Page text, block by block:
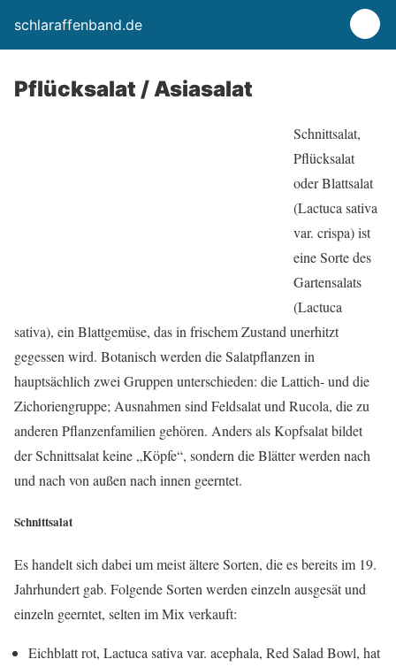
schlaraffenband.de
Pflücksalat / Asiasalat
Schnittsalat,
Pflücksalat
oder Blattsalat
(Lactuca sativa
var. crispa) ist
eine Sorte des
Gartensalats
(Lactuca
sativa), ein Blattgemüse, das in frischem Zustand unerhitzt
gegessen wird. Botanisch werden die Salatpflanzen in
hauptsächlich zwei Gruppen unterschieden: die Lattich- und die
Zichoriengruppe; Ausnahmen sind Feldsalat und Rucola, die zu
anderen Pflanzenfamilien gehören. Anders als Kopfsalat bildet
der Schnittsalat keine „Köpfe“, sondern die Blätter werden nach
und nach von außen nach innen geerntet.
Schnittsalat
Es handelt sich dabei um meist ältere Sorten, die es bereits im 19.
Jahrhundert gab. Folgende Sorten werden einzeln ausgesät und
einzeln geerntet, selten im Mix verkauft:
Eichblatt rot, Lactuca sativa var. acephala, Red Salad Bowl, hat